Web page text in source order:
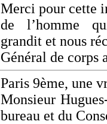
Merci pour cette
de l’homme
grandit et nous
Général de corps
Paris 9ème, une
Monsieur
bureau et du